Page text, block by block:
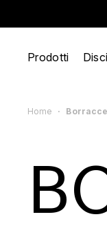
Prodotti
Home Borracce